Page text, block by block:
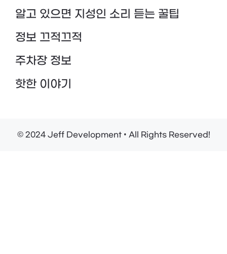
알고 있으면 지성인 소리 듣는 꿀팁
정보 끄적끄적
주차장 정보
핫한 이야기
© 2024 Jeff Development • All Rights Reserved!